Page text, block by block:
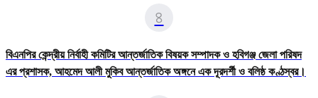
৪
বিএনপির কেন্দ্রীয় নির্বাহী কমিটির আন্তর্জাতিক বিষয়ক সম্পাদক ও হবিগঞ্জ জেলা পরিষদ
এর প্রশাসক, ​আহমেদ আলী মুকিব আন্তর্জাতিক অঙ্গনে এক দূরদর্শী ও বলিষ্ঠ কণ্ঠস্বর।